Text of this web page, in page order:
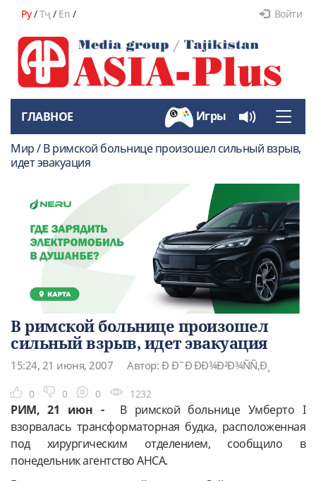
Ру/Тҷ/ En / Войти
Toggle
ГЛАВНОЕ Игры
Мир / В римской больнице произошел сильный взрыв,
идет эвакуация
В римской больнице произошел
сильный взрыв, идет эвакуация
15:24, 21 июня, 2007 Автор: Ð Ð˜Ð ÐÐ¾Ð²Ð¾ÑÑ‚Ð¸
0 0 0 1232
РИМ, 21 июн - В римской больнице Умберто I
взорвалась трансформаторная будка, расположенная
под хирургическим отделением, сообщило в
понедельник агентство АНСА.